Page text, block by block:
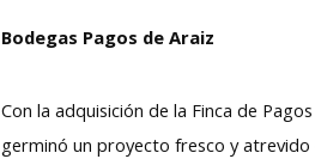
Bodegas Pagos de Araiz
Con la adquisición de la Finca de
germinó un proyecto fresco y atrevido